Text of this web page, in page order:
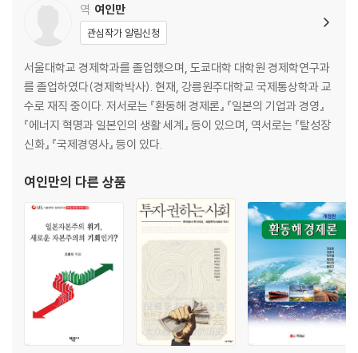
4) NAFTA의 개정, USMCA
5) TPP 11과 아시아의 경제통합
7) 무역 · 경제 마찰
8) 미중 무역마찰
9) G7 · G20 정상회담
10) 경제협조와 국민국가
5. 지령경제와 발전도상국의 시장경제화
1) 사회주의 대 자본주의는 아니다
2) 소련의 해체 · 혼란과 부흥 · 발전
3) 중국의 시장경제화와 발전
4) 인도의 경제발전
5) 동아시아 여러 나라(일본, 중국 제외)의 경제발전
6) 중 · 동유럽, CIS 여러 나라 경제개혁과 발전
7) 중남미 여러 나라의 발전과 정체
9) 남북문제와 경제 격차
역 여인만
관심작가 알림신청
서울대학교 경제학과를 졸업했으며, 도쿄대학 대학원 경제학연구과
를 졸업하였다(경제학박사). 현재, 강릉원주대학교 국제통상학과 교
수로 재직 중이다. 저서로는 『환동해 경제론』 『일본의 기업과 경영』
『에너지 혁명과 일본인의 생활 세계』 등이 있으며, 역서로는 『탈성장
신화』 『국제경영사』 등이 있다.
여인만의 다른 상품